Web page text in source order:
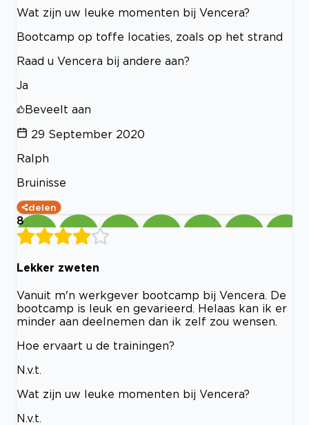
Wat zijn uw leuke momenten bij Vencera?
Bootcamp op toffe locaties, zoals op het strand
Raad u Vencera bij andere aan?
Ja
Beveelt aan
29 September 2020
Ralph
Bruinisse
delen
8
Lekker zweten
Vanuit m'n werkgever bootcamp bij Vencera. De
bootcamp is leuk en gevarieerd. Helaas kan ik er
minder aan deelnemen dan ik zelf zou wensen.
Hoe ervaart u de trainingen?
N.v.t.
Wat zijn uw leuke momenten bij Vencera?
N.v.t.